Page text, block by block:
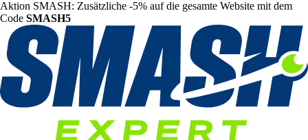
Aktion SMASH: Zusätzliche -5% auf die gesamte Website mit dem
Code SMASH5